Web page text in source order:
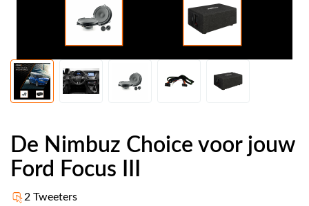
De Nimbuz Choice voor jouw
Ford Focus III
2 Tweeters